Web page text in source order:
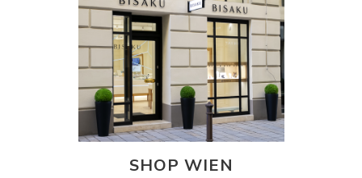
SHOP WIEN